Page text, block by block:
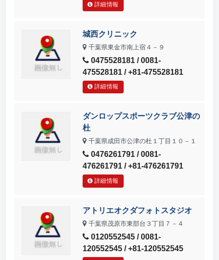
詳細情報
城西クリニック
千葉県東金市南上宿４－９
0475528181 / 0081-
475528181 / +81-475528181
詳細情報
ダンロップスポーツクラブ公津の
杜
千葉県成田市公津の杜１丁目１０－１
0476261791 / 0081-
476261791 / +81-476261791
詳細情報
アトリエオクダフォトスタジオ
千葉県茂原市東部台３丁目７－４
0120552545 / 0081-
120552545 / +81-120552545